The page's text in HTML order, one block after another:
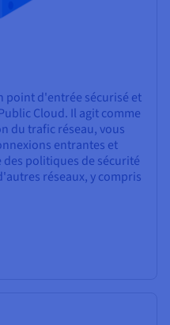
point d'entrée sécurisé et
Cloud. Il agit comme
du trafic réseau, vous
entrantes et
politiques de sécurité
réseaux, y compris